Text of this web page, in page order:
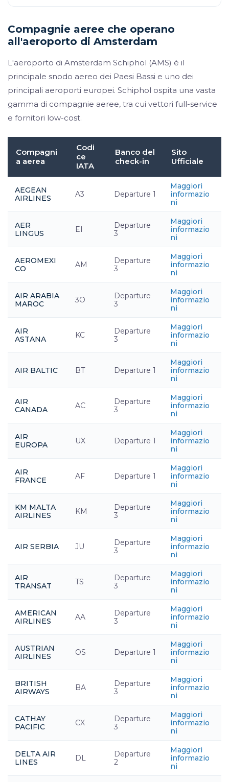
Compagnie aeree che operano
all'aeroporto di Amsterdam
L'aeroporto di Amsterdam Schiphol (AMS) è il
principale snodo aereo dei Paesi Bassi e uno dei
principali aeroporti europei. Schiphol ospita una vasta
gamma di compagnie aeree, tra cui vettori full-service
e fornitori low-cost.
Compagni
a aerea
Codi
ce
IATA
Banco del
check-in
Sito
Ufficiale
AEGEAN
AIRLINES
A3 Departure 1
Maggiori
informazio
ni
AER
LINGUS
EI
Departure
3
Maggiori
informazio
ni
AEROMEXI
CO
AM
Departure
3
Maggiori
informazio
ni
AIR ARABIA
MAROC
3O
Departure
3
Maggiori
informazio
ni
AIR
ASTANA
KC
Departure
3
Maggiori
informazio
ni
AIR BALTIC BT Departure 1
Maggiori
informazio
ni
AIR
CANADA
AC
Departure
3
Maggiori
informazio
ni
AIR
EUROPA
UX Departure 1
Maggiori
informazio
ni
AIR
FRANCE
AF Departure 1
Maggiori
informazio
ni
KM MALTA
AIRLINES
KM
Departure
3
Maggiori
informazio
ni
AIR SERBIA JU
Departure
3
Maggiori
informazio
ni
AIR
TRANSAT
TS
Departure
3
Maggiori
informazio
ni
AMERICAN
AIRLINES
AA
Departure
3
Maggiori
informazio
ni
AUSTRIAN
AIRLINES
OS Departure 1
Maggiori
informazio
ni
BRITISH
AIRWAYS
BA
Departure
3
Maggiori
informazio
ni
CATHAY
PACIFIC
CX
Departure
3
Maggiori
informazio
ni
DELTA AIR
LINES
DL
Departure
2
Maggiori
informazio
ni